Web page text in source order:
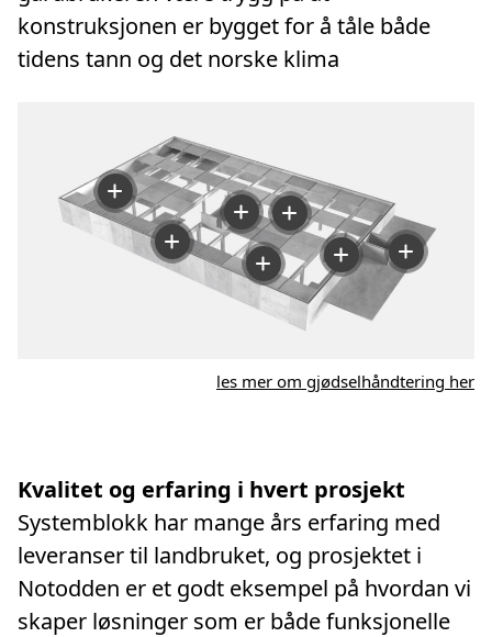
konstruksjonen er bygget for å tåle både
tidens tann og det norske klima
les mer om gjødselhåndtering her
Kvalitet og erfaring i hvert prosjekt
Systemblokk har mange års erfaring med
leveranser til landbruket, og prosjektet i
Notodden er et godt eksempel på hvordan vi
skaper løsninger som er både funksjonelle